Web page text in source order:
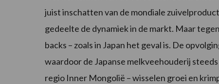
juist inschatten van de mondiale
gedeelte de dynamiek in de markt. Maar
backs – zoals in Japan het geval is. De
waardoor de Japanse melkveehouderij
regio Inner Mongolië – wisselen groei en